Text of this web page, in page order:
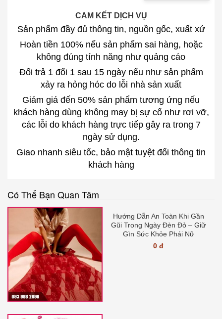
CAM KẾT DỊCH VỤ
Sản phẩm đầy đủ thông tin, nguồn gốc, xuất xứ
Hoàn tiền 100% nếu sản phẩm sai hàng, hoặc
không đúng tính năng như quảng cáo
Đổi trả 1 đổi 1 sau 15 ngày nếu như sản phẩm
xảy ra hỏng hóc do lỗi nhà sản xuất
Giảm giá đến 50% sản phẩm tương ứng nếu
khách hàng dùng không may bị sự cố như rơi vỡ,
các lỗi do khách hàng trực tiếp gây ra trong 7
ngày sử dụng.
Giao nhanh siêu tốc, bảo mật tuyệt đối thông tin
khách hàng
Có Thể Bạn Quan Tâm
Hướng Dẫn An Toàn Khi Gần
Gũi Trong Ngày Đèn Đỏ – Giữ
Gìn Sức Khỏe Phái Nữ
0 đ